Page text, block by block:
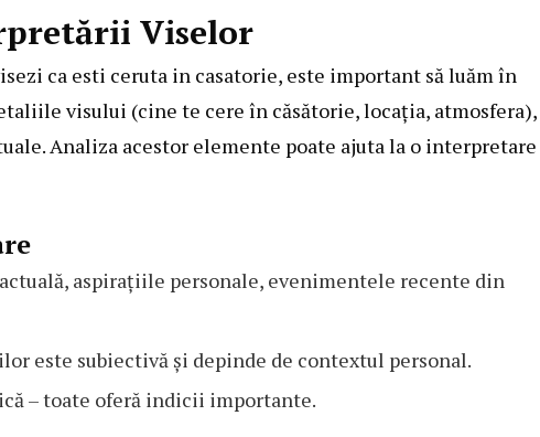
Viselor
ca esti ceruta in casatorie, este important să luăm în
visului (cine te cere în căsătorie, locația, atmosfera),
Analiza acestor elemente poate ajuta la o interpretare
aspirațiile personale, evenimentele recente din
este subiectivă și depinde de contextul personal.
– toate oferă indicii importante.